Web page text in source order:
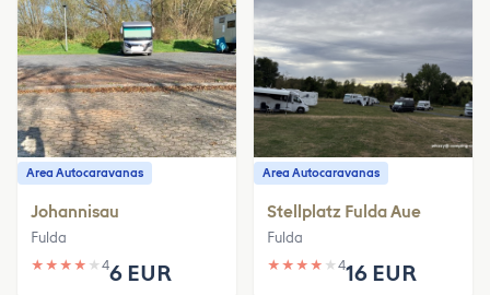
Area Autocaravanas
Johannisau
Fulda
★ ★ ★ ★ ★ 46 EUR
Area Autocaravanas
Stellplatz Fulda Aue
Fulda
★ ★ ★ ★ ★ 416 EUR